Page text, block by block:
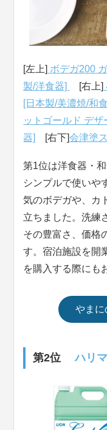
[左上] ボデガ200
製/洋食器]
[右上]
[日本製/美濃焼/和
ットゴールド デ
器]
[右下]会津塗
第1位は洋食器・
シンプルで使いや
気のボデガや、カ
立ちました。洗練
その豊富さ、価格
す。宿泊施設を開
を購入する際にも
やまに
第2位 ハリ